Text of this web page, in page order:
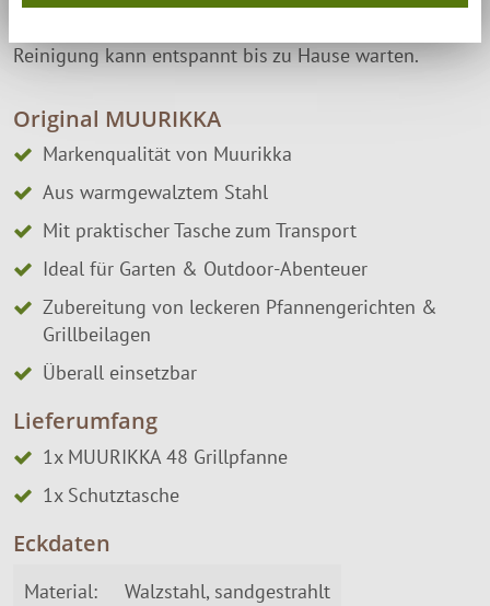
Reinigung kann entspannt bis zu Hause warten.
Original MUURIKKA
Markenqualität von Muurikka
Aus warmgewalztem Stahl
Mit praktischer Tasche zum Transport
Ideal für Garten & Outdoor-Abenteuer
Zubereitung von leckeren Pfannengerichten &
Grillbeilagen
Überall einsetzbar
Lieferumfang
1x MUURIKKA 48 Grillpfanne
1x Schutztasche
Eckdaten
Material: Walzstahl, sandgestrahlt